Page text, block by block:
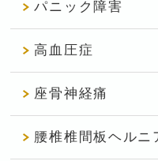
パニック障害
高血圧症
座骨神経痛
腰椎椎間板ヘルニ